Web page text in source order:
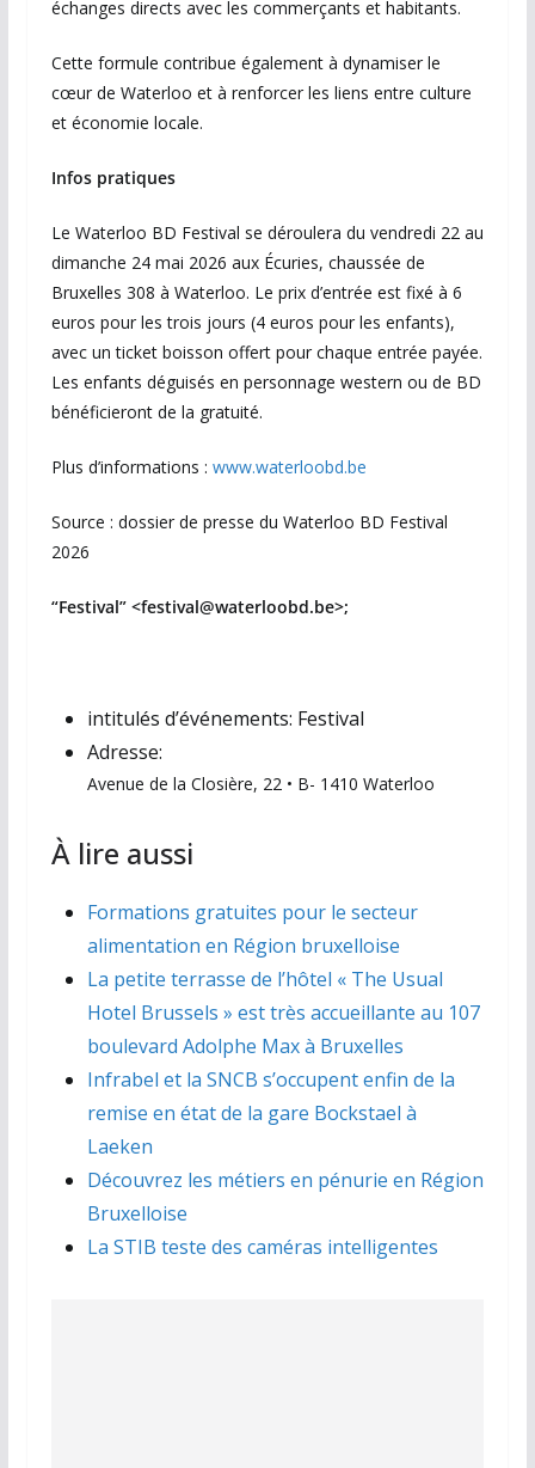
échanges directs avec les commerçants et habitants.
Cette formule contribue également à dynamiser le
cœur de Waterloo et à renforcer les liens entre culture
et économie locale.
Infos pratiques
Le Waterloo BD Festival se déroulera du vendredi 22 au
dimanche 24 mai 2026 aux Écuries, chaussée de
Bruxelles 308 à Waterloo. Le prix d’entrée est fixé à 6
euros pour les trois jours (4 euros pour les enfants),
avec un ticket boisson offert pour chaque entrée payée.
Les enfants déguisés en personnage western ou de BD
bénéficieront de la gratuité.
Plus d’informations : www.waterloobd.be
Source : dossier de presse du Waterloo BD Festival
2026
“Festival” <festival@waterloobd.be>;
intitulés d’événements: Festival
Adresse:
Avenue de la Closière, 22 • B- 1410 Waterloo
À lire aussi
Formations gratuites pour le secteur
alimentation en Région bruxelloise
La petite terrasse de l’hôtel « The Usual
Hotel Brussels » est très accueillante au 107
boulevard Adolphe Max à Bruxelles
Infrabel et la SNCB s’occupent enfin de la
remise en état de la gare Bockstael à
Laeken
Découvrez les métiers en pénurie en Région
Bruxelloise
La STIB teste des caméras intelligentes